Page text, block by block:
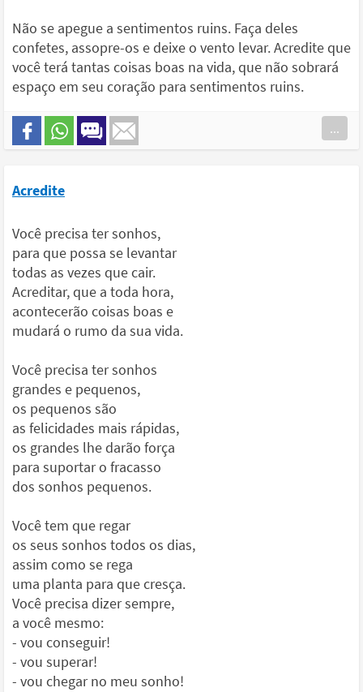
Não se apegue a sentimentos ruins. Faça deles
confetes, assopre-os e deixe o vento levar. Acredite que
você terá tantas coisas boas na vida, que não sobrará
espaço em seu coração para sentimentos ruins.
...
Acredite
Você precisa ter sonhos,
para que possa se levantar
todas as vezes que cair.
Acreditar, que a toda hora,
acontecerão coisas boas e
mudará o rumo da sua vida.
Você precisa ter sonhos
grandes e pequenos,
os pequenos são
as felicidades mais rápidas,
os grandes lhe darão força
para suportar o fracasso
dos sonhos pequenos.
Você tem que regar
os seus sonhos todos os dias,
assim como se rega
uma planta para que cresça.
Você precisa dizer sempre,
a você mesmo:
- vou conseguir!
- vou superar!
- vou chegar no meu sonho!